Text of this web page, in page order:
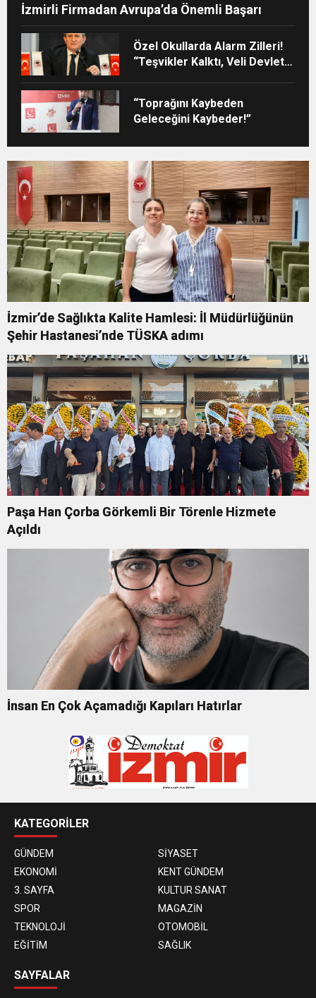
İzmirli Firmadan Avrupa’da Önemli Başarı
Özel Okullarda Alarm Zilleri!
“Teşvikler Kalktı, Veli Devlet
“Toprağını Kaybeden
Geleceğini Kaybeder!”
İzmir’de Sağlıkta Kalite Hamlesi: İl Müdürlüğünün
Şehir Hastanesi’nde TÜSKA adımı
Paşa Han Çorba Görkemli Bir Törenle Hizmete
Açıldı
İnsan En Çok Açamadığı Kapıları Hatırlar
KATEGORİLER
GÜNDEM
SİYASET
EKONOMİ
KENT GÜNDEM
3. SAYFA
KULTUR SANAT
SPOR
MAGAZİN
TEKNOLOJİ
OTOMOBİL
EĞİTİM
SAĞLIK
SAYFALAR